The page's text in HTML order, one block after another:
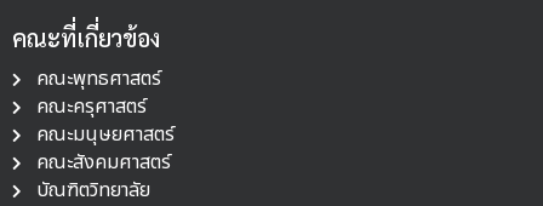
คณะที่เกี่ยวข้อง
คณะพุทธศาสตร์
คณะครุศาสตร์
คณะมนุษยศาสตร์
คณะสังคมศาสตร์
บัณฑิตวิทยาลัย